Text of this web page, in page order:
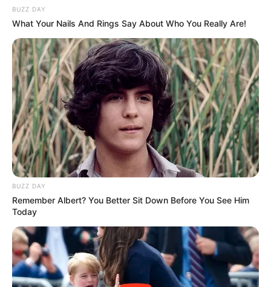
Biar Gak Monoton, 10
Desain Kalender untuk
Kegiatan Sehari-Hari
TULIS KOMENTAR
Alamat email Anda tidak akan dipublikasikan. Ruas yang wajib ditandai *
BUZZ DAY
What Your Nails And Rings Say About Who You Really Are!
BUZZ DAY
Remember Albert? You Better Sit Down Before You See Him
Today